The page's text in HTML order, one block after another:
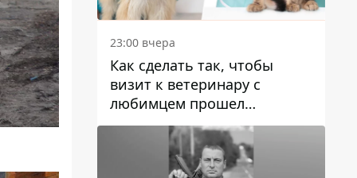
23:00 вчера
Как сделать так, чтобы
визит к ветеринару с
любимцем прошел
спокойно: простые советы